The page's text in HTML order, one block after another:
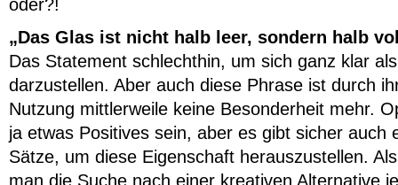
oder?!
„Das Glas ist nicht halb leer, sondern halb
Das Statement schlechthin, um sich ganz klar
darzustellen. Aber auch diese Phrase ist durch
Nutzung mittlerweile keine Besonderheit mehr.
ja etwas Positives sein, aber es gibt sicher auch
Sätze, um diese Eigenschaft herauszustellen.
man die Suche nach einer kreativen Alternative